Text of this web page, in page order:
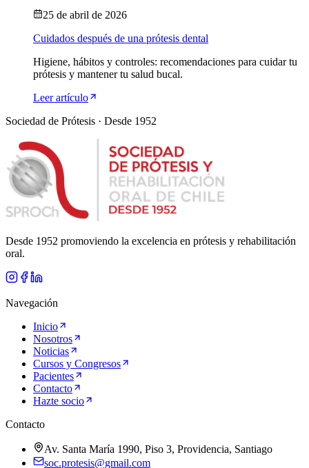
25 de abril de 2026
Cuidados después de una prótesis dental
Higiene, hábitos y controles: recomendaciones para cuidar tu
prótesis y mantener tu salud bucal.
Leer artículo
Sociedad de Prótesis · Desde 1952
Desde 1952 promoviendo la excelencia en prótesis y rehabilitación
oral.
Navegación
Inicio
Nosotros
Noticias
Cursos y Congresos
Pacientes
Contacto
Hazte socio
Contacto
Av. Santa María 1990, Piso 3, Providencia, Santiago
soc.protesis@gmail.com